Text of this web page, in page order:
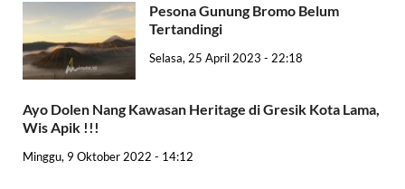
Pesona Gunung Bromo Belum
Tertandingi
Selasa, 25 April 2023 - 22:18
Ayo Dolen Nang Kawasan Heritage di Gresik Kota Lama,
Wis Apik !!!
Minggu, 9 Oktober 2022 - 14:12